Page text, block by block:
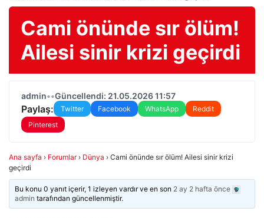
Cami önünde sır ölüm!
Ailesi sinir krizi geçirdi
admin••Güncellendi: 21.05.2026 11:57
Paylaş: Twitter Facebook WhatsApp
Reddit
Pinterest
Ana sayfa › Forumlar › Dünya › Cami önünde sır ölüm! Ailesi sinir krizi
geçirdi
Bu konu 0 yanıt içerir, 1 izleyen vardır ve en son 2 ay 2 hafta önce
admin tarafından güncellenmiştir.